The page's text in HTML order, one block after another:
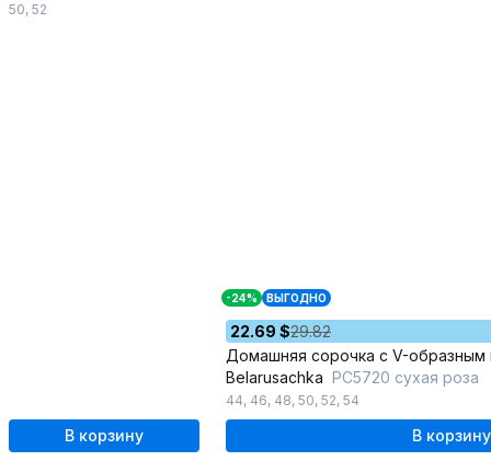
50, 52
В корзину
-24% ВЫГОДНО
22.69 $29.82
Belarusachka РС5720 сухая роза
44, 46, 48, 50, 52, 54
В корзину